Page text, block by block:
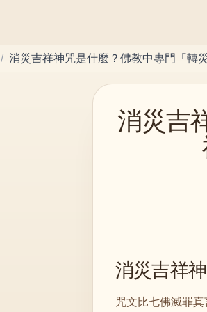
/ 消災吉祥神咒是什麼？佛教中專門「轉
消災吉
消災吉祥
咒文比七佛滅罪